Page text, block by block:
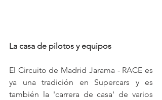
La casa de pilotos y equipos
El Circuito de Madrid Jarama - RACE es
ya una tradición en Supercars y es
también la 'carrera de casa' de varios